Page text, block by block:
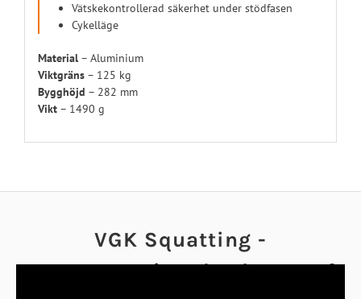
Vätskekontrollerad säkerhet under stödfasen
Cykelläge
Material– Aluminium
Viktgräns– 125 kg
Bygghöjd – 282 mm
Vikt– 1490 g
VGK Squatting -
Demonstrating the degree of